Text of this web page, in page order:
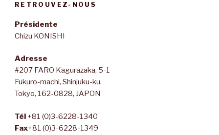
RETROUVEZ-NOUS
Présidente
Chizu KONISHI
Adresse
#207 FARO Kagurazaka, 5-1
Fukuro-machi, Shinjuku-ku,
Tokyo, 162-0828, JAPON
Tél +81 (0)3-6228-1340
Fax+81 (0)3-6228-1349